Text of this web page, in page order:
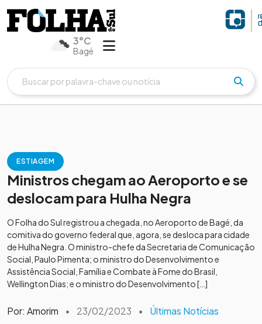
3°C
Bagé
ESTIAGEM
Ministros chegam ao Aeroporto e se
deslocam para Hulha Negra
O Folha do Sul registrou a chegada, no Aeroporto de Bagé, da
comitiva do governo federal que, agora, se desloca para cidade
de Hulha Negra. O ministro-chefe da Secretaria de Comunicação
Social, Paulo Pimenta; o ministro do Desenvolvimento e
Assistência Social, Família e Combate à Fome do Brasil,
Wellington Dias; e o ministro do Desenvolvimento […]
Por: Amorim • 23/02/2023 • Últimas Notícias